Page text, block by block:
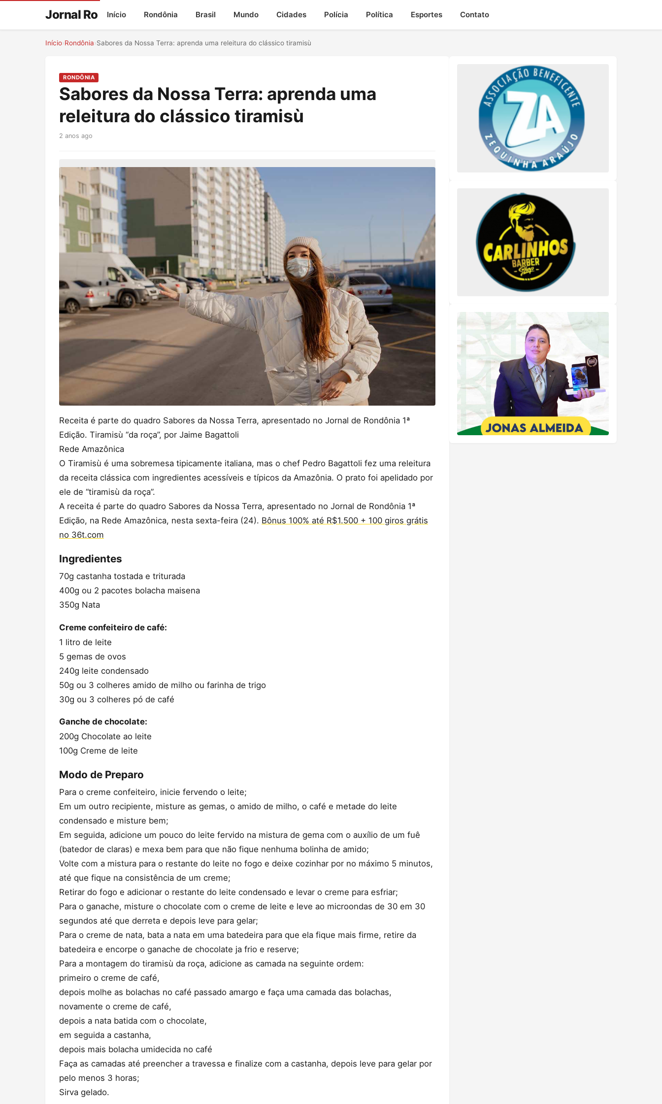
Jornal Ro Início Rondônia Brasil Mundo Cidades Polícia Política Esportes Contato
Início›Rondônia›Sabores da Nossa Terra: aprenda uma releitura do clássico tiramisù
RONDÔNIA
Sabores da Nossa Terra: aprenda uma
releitura do clássico tiramisù
2 anos ago
Receita é parte do quadro Sabores da Nossa Terra, apresentado no Jornal de Rondônia 1ª
Edição. Tiramisù “da roça”, por Jaime Bagattoli
Rede Amazônica
O Tiramisù é uma sobremesa tipicamente italiana, mas o chef Pedro Bagattoli fez uma releitura
da receita clássica com ingredientes acessíveis e típicos da Amazônia. O prato foi apelidado por
ele de “tiramisù da roça”.
A receita é parte do quadro Sabores da Nossa Terra, apresentado no Jornal de Rondônia 1ª
Edição, na Rede Amazônica, nesta sexta-feira (24). Bônus 100% até R$1.500 + 100 giros grátis
no 36t.com
Ingredientes
70g castanha tostada e triturada
400g ou 2 pacotes bolacha maisena
350g Nata
Creme confeiteiro de café:
1 litro de leite
5 gemas de ovos
240g leite condensado
50g ou 3 colheres amido de milho ou farinha de trigo
30g ou 3 colheres pó de café
Ganche de chocolate:
200g Chocolate ao leite
100g Creme de leite
Modo de Preparo
Para o creme confeiteiro, inicie fervendo o leite;
Em um outro recipiente, misture as gemas, o amido de milho, o café e metade do leite
condensado e misture bem;
Em seguida, adicione um pouco do leite fervido na mistura de gema com o auxílio de um fuê
(batedor de claras) e mexa bem para que não fique nenhuma bolinha de amido;
Volte com a mistura para o restante do leite no fogo e deixe cozinhar por no máximo 5 minutos,
até que fique na consistência de um creme;
Retirar do fogo e adicionar o restante do leite condensado e levar o creme para esfriar;
Para o ganache, misture o chocolate com o creme de leite e leve ao microondas de 30 em 30
segundos até que derreta e depois leve para gelar;
Para o creme de nata, bata a nata em uma batedeira para que ela fique mais firme, retire da
batedeira e encorpe o ganache de chocolate ja frio e reserve;
Para a montagem do tiramisù da roça, adicione as camada na seguinte ordem:
primeiro o creme de café,
depois molhe as bolachas no café passado amargo e faça uma camada das bolachas,
novamente o creme de café,
depois a nata batida com o chocolate,
em seguida a castanha,
depois mais bolacha umidecida no café
Faça as camadas até preencher a travessa e finalize com a castanha, depois leve para gelar por
pelo menos 3 horas;
Sirva gelado.